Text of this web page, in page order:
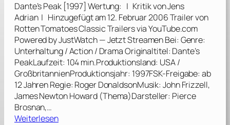
Dante’s Peak [1997] Wertung: | Kritik von Jens
Adrian | Hinzugefügt am 12. Februar 2006 Trailer von
Rotten Tomatoes Classic Trailers via YouTube.com
Powered by JustWatch — Jetzt Streamen Bei: Genre:
Unterhaltung / Action / Drama Originaltitel: Dante’s
PeakLaufzeit: 104 min.Produktionsland: USA /
GroßbritannienProduktionsjahr: 1997FSK-Freigabe: ab
12 Jahren Regie: Roger DonaldsonMusik: John Frizzell,
James Newton Howard (Thema)Darsteller: Pierce
Brosnan,…
Weiterlesen: